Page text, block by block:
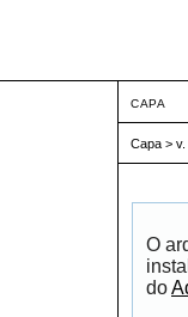
CAPA
Capa > v.
O
do